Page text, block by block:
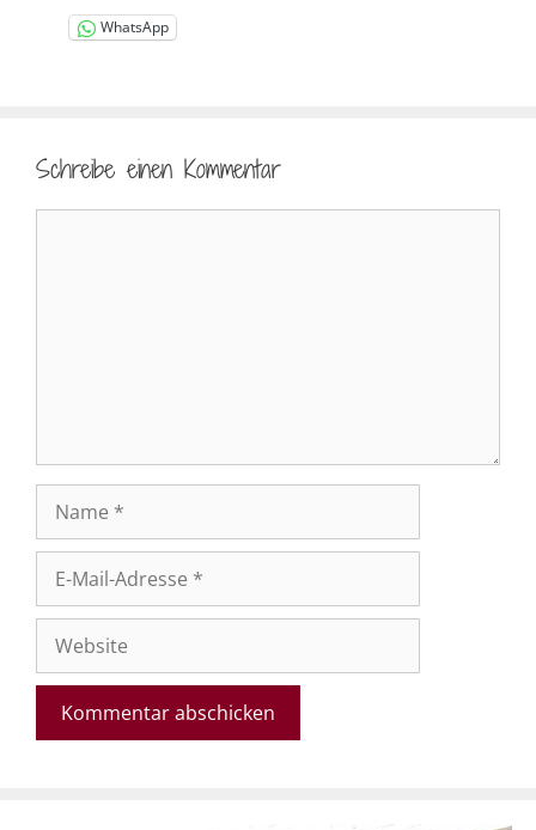
WhatsApp
Schreibe einen Kommentar
Mail-
Adresse
Website